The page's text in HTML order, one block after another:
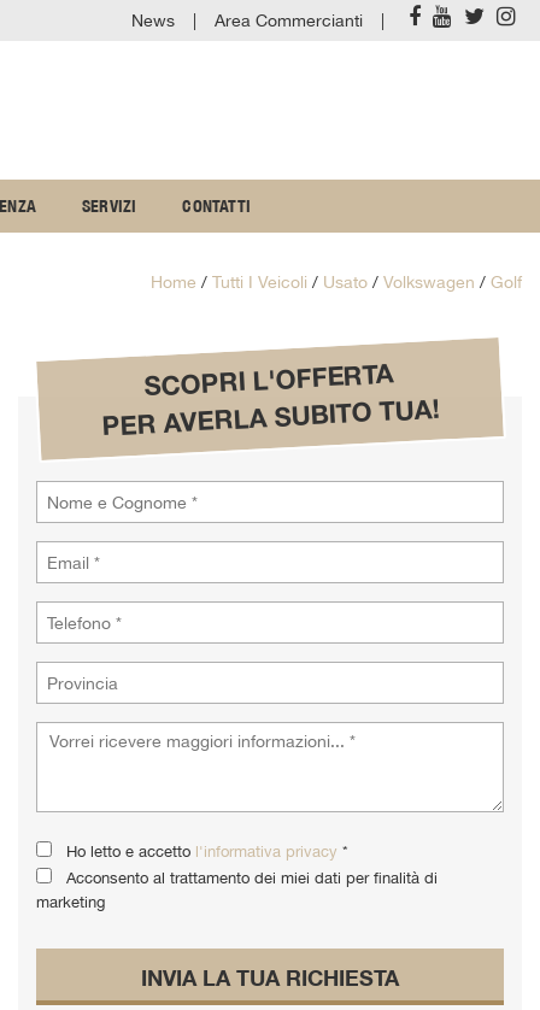
News Area Commercianti
SERVIZI CONTATTI
Home / Tutti I Veicoli / Usato / Volkswagen / Golf
SCOPRI L'OFFERTA
PER AVERLA SUBITO TUA!
Ho letto e accetto l'informativa privacy *
Acconsento al trattamento dei miei dati per finalità di
marketing
INVIA LA TUA RICHIESTA